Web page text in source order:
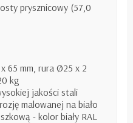
prysznicowy (57,0
65 mm, rura Ø25 x 2
kg
jakości stali
malowanej na biało
- kolor biały RAL